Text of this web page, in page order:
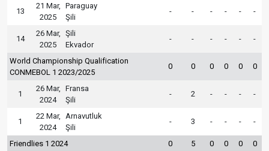
13
21 Mar,
2025
Paraguay
Şili
- - - - - -
14
26 Mar,
2025
Şili
Ekvador
- - - - - -
World Championship Qualification
CONMEBOL 1 2023/2025
0 0 0 0 0 0
1
26 Mar,
2024
Fransa
Şili
- 2 - - - -
1
22 Mar,
2024
Arnavutluk
Şili
- 3 - - - -
Friendlies 1 2024 0 5 0 0 0 0